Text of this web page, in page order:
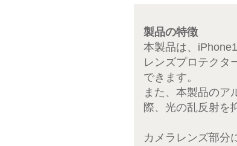
製品の特徴
本製品は、
レンズプロテクタ
できます。
また、本製品のア
際、光の乱反射を
カメラレンズ部分